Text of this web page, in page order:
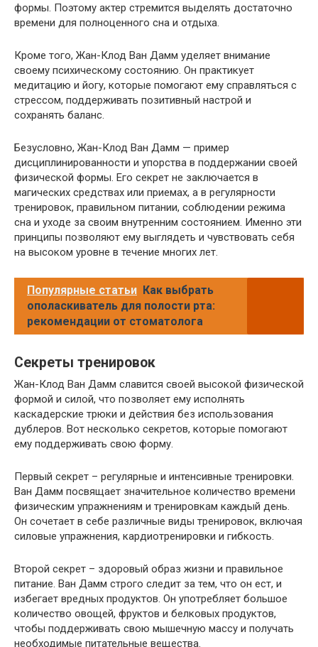
формы. Поэтому актер стремится выделять достаточно
времени для полноценного сна и отдыха.
Кроме того, Жан-Клод Ван Дамм уделяет внимание
своему психическому состоянию. Он практикует
медитацию и йогу, которые помогают ему справляться с
стрессом, поддерживать позитивный настрой и
сохранять баланс.
Безусловно, Жан-Клод Ван Дамм — пример
дисциплинированности и упорства в поддержании своей
физической формы. Его секрет не заключается в
магических средствах или приемах, а в регулярности
тренировок, правильном питании, соблюдении режима
сна и уходе за своим внутренним состоянием. Именно эти
принципы позволяют ему выглядеть и чувствовать себя
на высоком уровне в течение многих лет.
Популярные статьи Как выбрать
ополаскиватель для полости рта:
рекомендации от стоматолога
Секреты тренировок
Жан-Клод Ван Дамм славится своей высокой физической
формой и силой, что позволяет ему исполнять
каскадерские трюки и действия без использования
дублеров. Вот несколько секретов, которые помогают
ему поддерживать свою форму.
Первый секрет – регулярные и интенсивные тренировки.
Ван Дамм посвящает значительное количество времени
физическим упражнениям и тренировкам каждый день.
Он сочетает в себе различные виды тренировок, включая
силовые упражнения, кардиотренировки и гибкость.
Второй секрет – здоровый образ жизни и правильное
питание. Ван Дамм строго следит за тем, что он ест, и
избегает вредных продуктов. Он употребляет большое
количество овощей, фруктов и белковых продуктов,
чтобы поддерживать свою мышечную массу и получать
необходимые питательные вещества.